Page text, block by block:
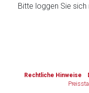
Bitte loggen Sie
Rechtliche Hinweise